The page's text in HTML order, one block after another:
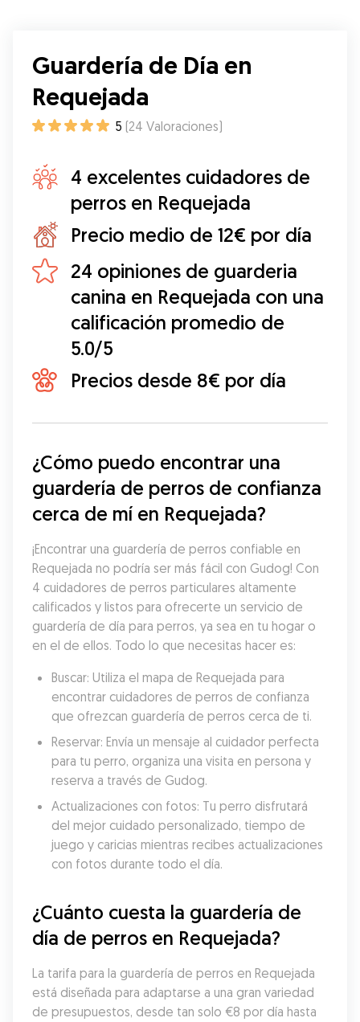
Guardería de Día en
Requejada
5 (24 Valoraciones)
4 excelentes cuidadores de
perros en Requejada
Precio medio de 12€ por día
24 opiniones de guarderia
canina en Requejada con una
calificación promedio de
5.0/5
Precios desde 8€ por día
¿Cómo puedo encontrar una
guardería de perros de confianza
cerca de mí en Requejada?
¡Encontrar una guardería de perros confiable en
Requejada no podría ser más fácil con Gudog! Con
4 cuidadores de perros particulares altamente
calificados y listos para ofrecerte un servicio de
guardería de día para perros, ya sea en tu hogar o
en el de ellos. Todo lo que necesitas hacer es:
Buscar: Utiliza el mapa de Requejada para
encontrar cuidadores de perros de confianza
que ofrezcan guardería de perros cerca de ti.
Reservar: Envía un mensaje al cuidador perfecta
para tu perro, organiza una visita en persona y
reserva a través de Gudog.
Actualizaciones con fotos: Tu perro disfrutará
del mejor cuidado personalizado, tiempo de
juego y caricias mientras recibes actualizaciones
con fotos durante todo el día.
¿Cuánto cuesta la guardería de
día de perros en Requejada?
La tarifa para la guardería de perros en Requejada
está diseñada para adaptarse a una gran variedad
de presupuestos, desde tan solo €8 por día hasta